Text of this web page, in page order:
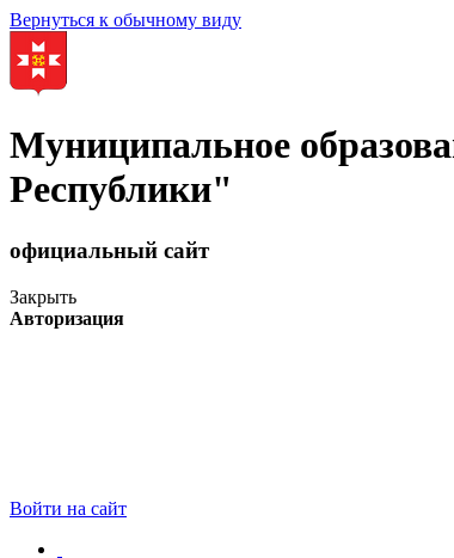
Вернуться к обычному виду
Муниципальное
Республики"
официальный сайт
Закрыть
Авторизация
Войти на сайт